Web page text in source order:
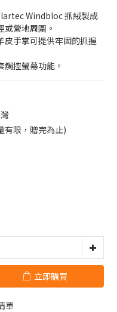
Windbloc 抓絨製成
或營地周圍。
皮手掌可提供牢固的抓握
觸控螢幕功能。
有限，贈完為止)
立即購買
單